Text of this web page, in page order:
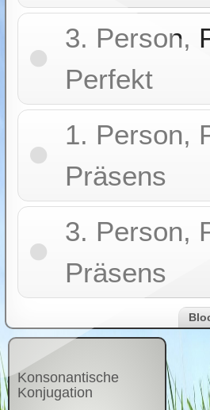
3. Person,
Perfekt
1. Person,
Präsens
3. Person,
Präsens
Konsonantische
Konjugation